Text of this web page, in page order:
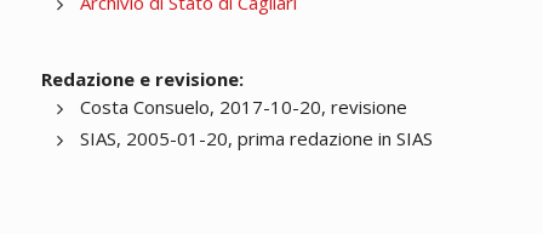
Redazione e revisione:
Costa Consuelo, 2017-10-20, revisione
SIAS, 2005-01-20, prima redazione in SIAS